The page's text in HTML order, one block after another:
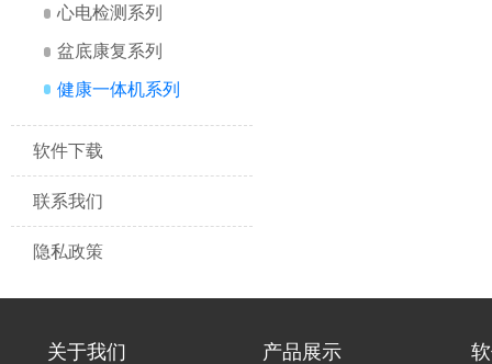
心电检测系列
盆底康复系列
健康一体机系列
软件下载
联系我们
隐私政策
关于我们 产品展示